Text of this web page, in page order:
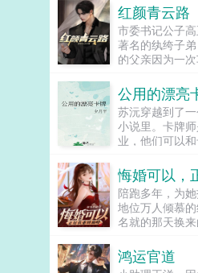
沁入雨帘。...
红颜青云路
市委书记公子
著名的纨绔子
的父亲因为一
尽了官场的世
父亲笔记本电
足以让整个全
而父亲给他写
亲对他的殷殷
开父亲车祸之谜
下的那些秘密，
官场之上。看
袭，走上人生
公用的漂亮
苏沅穿越到了
小说里。卡牌
业，他们可以
的事情。出身卡
卡牌师的天赋，
时就会变成植
己知道，他的
牌世界变成一
个，而只要身为
悔婚可以，
陪跑多年，为
地位万人倾慕
名就的那天换
人都当他是窝囊
新王低头，唯
鸿运官道